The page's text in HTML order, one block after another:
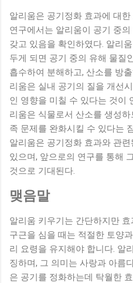
알리움은 공기정화 효과에 대
연구에서는 알리움이 공기 중
갖고 있음을 확인하였다. 알리
두게 되면 공기 중의 유해 물질
흡수하여 분해하고, 산소를 방
리움은 실내 공기의 질을 개선
인 영향을 미칠 수 있다는 것이
리움은 식물로서 산소를 생성
족 문제를 완화시킬 수 있다는
알리움은 공기정화 효과와 관
있으며, 앞으로의 연구를 통해
것으로 기대된다.
맺음말
알리움 키우기는 간단하지만
구근을 심을 때는 적절한 토양
리 요령을 유지해야 합니다. 알
징하며, 그 의미는 사랑과 아름
은 공기를 정화하는데 탁월한